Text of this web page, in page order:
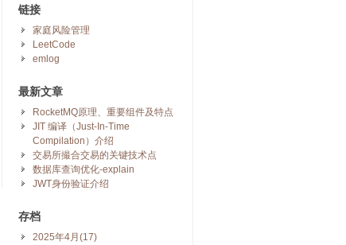
链接
家庭风险管理
LeetCode
emlog
最新文章
RocketMQ原理、重要组件及特点
JIT 编译（Just-In-Time
Compilation）介绍
交易所撮合交易的关键技术点
数据库查询优化-explain
JWT身份验证介绍
存档
2025年4月(17)